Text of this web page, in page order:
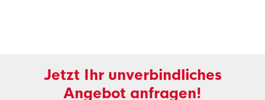
Jetzt Ihr unverbindliches
Angebot anfragen!